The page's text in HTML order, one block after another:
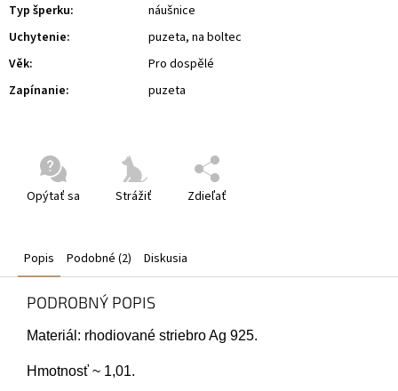
Opýtať sa Strážiť Zdieľať
Typ šperku:
náušnice
Uchytenie:
puzeta, na boltec
Věk:
Pro dospělé
Zapínanie: puzeta
Popis Podobné (2) Diskusia
PODROBNÝ POPIS
Materiál: rhodiované striebro Ag 925.
Hmotnosť ~ 1,01.